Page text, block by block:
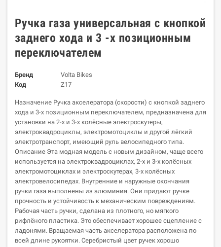
Ручка газа универсальная с кнопкой
заднего хода и 3 -х позиционным
переключателем
Бренд
Volta Bikes
Код
Z17
Назначение Ручка акселератора (скорости) c кнопкой заднего
хода и 3-х позиционным переключателем, предназначена для
установки на 2-х и 3-х колёсные электроскутеры,
электроквадроциклы, электромотоциклы и другой лёгкий
электротранспорт, имеющий руль велосипедного типа.
Описание Эта модная модель с новым дизайном, чаще всего
используется на электроквадроциклах, 2-х и 3-х колёсных
электромотоциклах и электроскутерах, 3-х колёсных
электровелосипедах. Внутренние и наружные окончания
ручки газа выполнены из алюминия. Они придают ручке
прочность и устойчивость к механическим повреждениям.
Рабочая часть ручки, сделана из плотного, но мягкого
рифлёного пластика. Это обеспечивает хорошее сцепление с
ладонями. Вращаемая часть акселератора расположена по
всей длине рукоятки. Cеребристый цвет ручек хорошо